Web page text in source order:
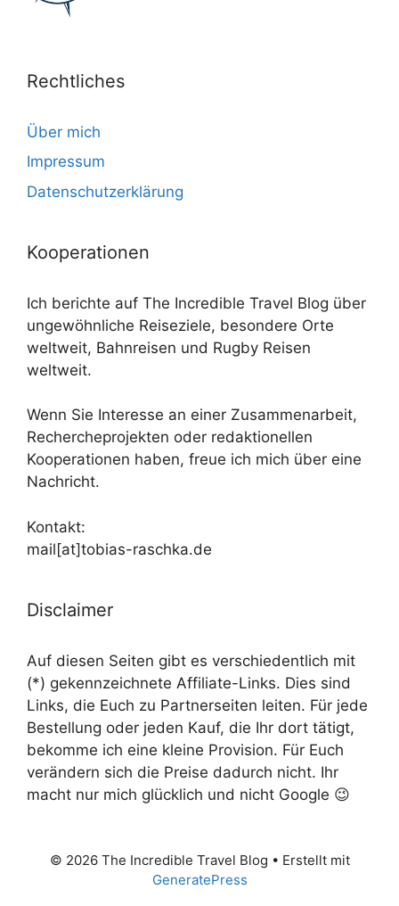
Rechtliches
Über mich
Impressum
Datenschutzerklärung
Kooperationen
Ich berichte auf The Incredible Travel Blog über
ungewöhnliche Reiseziele, besondere Orte
weltweit, Bahnreisen und Rugby Reisen
weltweit.
Wenn Sie Interesse an einer Zusammenarbeit,
Rechercheprojekten oder redaktionellen
Kooperationen haben, freue ich mich über eine
Nachricht.
Kontakt:
mail[at]tobias-raschka.de
Disclaimer
Auf diesen Seiten gibt es verschiedentlich mit
(*) gekennzeichnete Affiliate-Links. Dies sind
Links, die Euch zu Partnerseiten leiten. Für jede
Bestellung oder jeden Kauf, die Ihr dort tätigt,
bekomme ich eine kleine Provision. Für Euch
verändern sich die Preise dadurch nicht. Ihr
macht nur mich glücklich und nicht Google 😉
© 2026 The Incredible Travel Blog • Erstellt mit
GeneratePress